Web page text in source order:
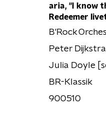
aria, "I know
Redeemer
B'Rock
Peter Dijkstra
Julia Doyle
BR-Klassik
900510